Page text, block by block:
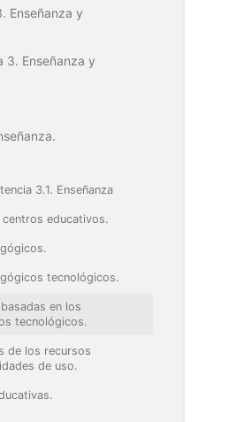
Enseñanza y
3. Enseñanza y
3.1. Enseñanza
centros educativos.
tecnológicos.
en los
tecnológicos.
de los recursos
de uso.